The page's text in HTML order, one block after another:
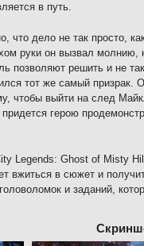
в путь.
что дело не так просто,
руки он вызвал
позволяют решить и не
тот же самый призрак.
чтобы выйти на след
герою
Legends: Ghost of Misty
вжиться в сюжет и
и заданий,